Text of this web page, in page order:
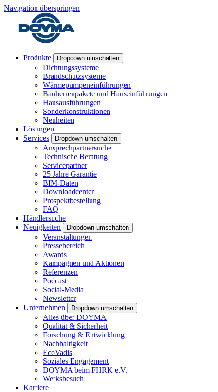
Navigation überspringen
Produkte Dropdown umschalten
Dichtungssysteme
Brandschutzsysteme
Wärmepumpeneinführungen
Bauherrenpakete und Hauseinführungen
Hausausführungen
Sonderkonstruktionen
Neuheiten
Lösungen
Services
Dropdown umschalten
Ansprechpartnersuche
Technische Beratung
Servicepartner
25 Jahre Garantie
BIM-Daten
Downloadcenter
Prospektbestellung
FAQ
Händlersuche
Neuigkeiten
Dropdown umschalten
Veranstaltungen
Pressebereich
Awards
Kampagnen und Aktionen
Referenzen
Podcast
Social-Media
Newsletter
Unternehmen
Dropdown umschalten
Alles über DOYMA
Qualität & Sicherheit
Forschung & Entwicklung
Nachhaltigkeit
EcoVadis
Soziales Engagement
DOYMA beim FHRK e.V.
Werksbesuch
Karriere